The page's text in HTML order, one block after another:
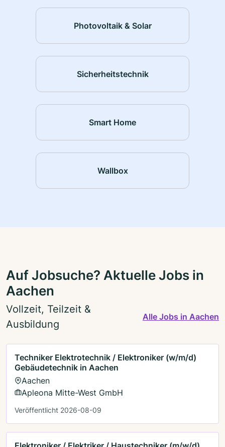
Photovoltaik & Solar
Sicherheitstechnik
Smart Home
Wallbox
Auf Jobsuche? Aktuelle Jobs in
Aachen
Vollzeit, Teilzeit &
Ausbildung
Alle Jobs in Aachen
Techniker Elektrotechnik / Elektroniker (w/m/d)
Gebäudetechnik in Aachen
Aachen
Apleona Mitte-West GmbH
Veröffentlicht 2026-08-09